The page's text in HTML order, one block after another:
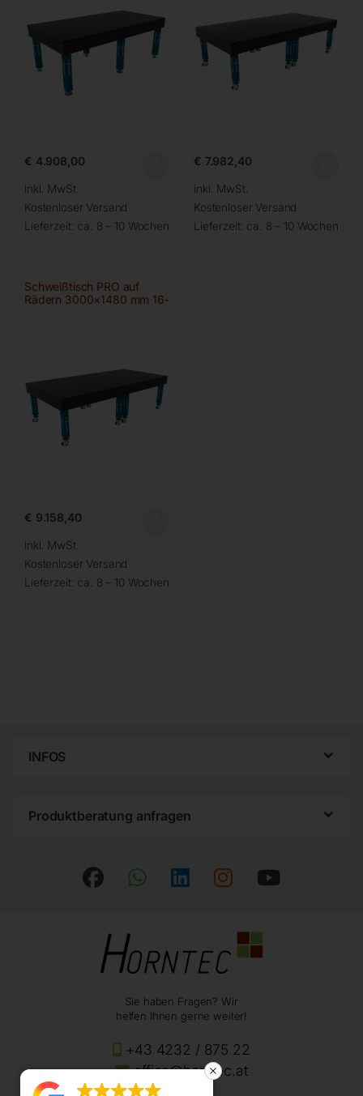
€ 4.908,00
inkl. MwSt.
Kostenloser Versand
Lieferzeit: ca. 8 – 10 Wochen
€ 7.982,40
inkl. MwSt.
Kostenloser Versand
Lieferzeit: ca. 8 – 10 Wochen
Schweißtisch PRO auf
Rädern 3000×1480 mm 16-
€ 9.158,40
inkl. MwSt.
Kostenloser Versand
Lieferzeit: ca. 8 – 10 Wochen
INFOS
Produktberatung anfragen
Sie haben Fragen? Wir
helfen Ihnen gerne weiter!
+43 4232 / 875 22
office@horntec.at